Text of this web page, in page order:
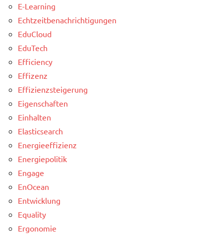
E-Learning
Echtzeitbenachrichtigungen
EduCloud
EduTech
Efficiency
Effizenz
Effizienzsteigerung
Eigenschaften
Einhalten
Elasticsearch
Energieeffizienz
Energiepolitik
Engage
EnOcean
Entwicklung
Equality
Ergonomie